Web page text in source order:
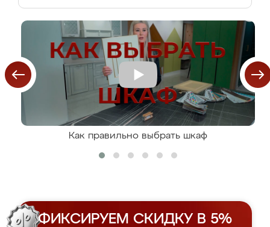
Как правильно выбрать шкаф
ФИКСИРУЕМ СКИДКУ В 5%